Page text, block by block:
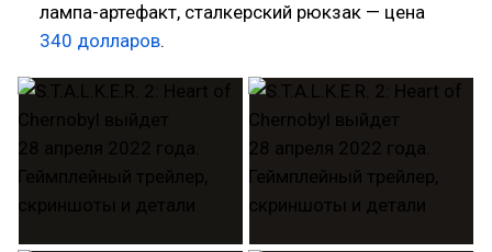
лампа-артефакт, сталкерский рюкзак — цена
340 долларов.